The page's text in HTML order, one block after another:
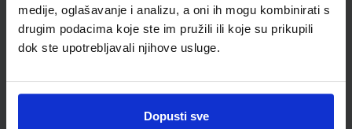
medije, oglašavanje i analizu, a oni ih mogu kombinirati s
drugim podacima koje ste im pružili ili koje su prikupili
dok ste upotrebljavali njihove usluge.
Dopusti sve
4,40 €